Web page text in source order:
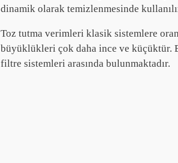
dinamik olarak temizlenmesinde
Toz tutma verimleri klasik sistemlere
büyüklükleri çok daha ince ve küçüktür.
filtre sistemleri arasında bulunmaktadır.